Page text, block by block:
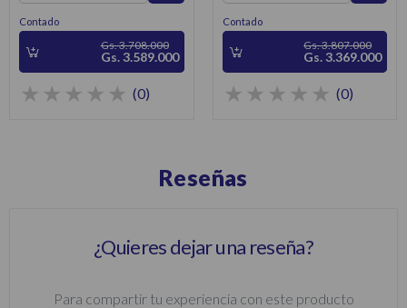
Contado
Gs. 3.708.000
Gs. 3.589.000
(0)
Contado
Gs. 3.807.000
Gs. 3.369.000
(0)
Reseñas
¿Quieres dejar una reseña?
Para compartir tu experiencia con este producto